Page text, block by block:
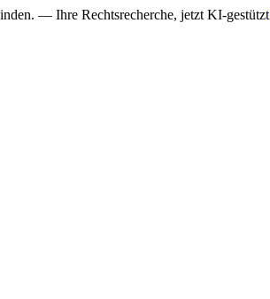
— Ihre Rechtsrecherche, jetzt KI-gestützt